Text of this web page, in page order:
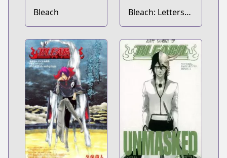
Bleach
Bleach: Letters
From the Other
Side